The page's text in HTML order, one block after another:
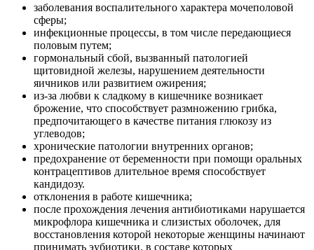
заболевания воспалительного характера мочеполовой
сферы;
инфекционные процессы, в том числе передающиеся
половым путем;
гормональный сбой, вызванный патологией
щитовидной железы, нарушением деятельности
яичников или развитием ожирения;
из-за любви к сладкому в кишечнике возникает
брожение, что способствует размножению грибка,
предпочитающего в качестве питания глюкозу из
углеводов;
хронические патологии внутренних органов;
предохранение от беременности при помощи оральных
контрацептивов длительное время способствует
кандидозу.
отклонения в работе кишечника;
после прохождения лечения антибиотиками нарушается
микрофлора кишечника и слизистых оболочек, для
восстановления которой некоторые женщины начинают
принимать эубиотики, в составе которых